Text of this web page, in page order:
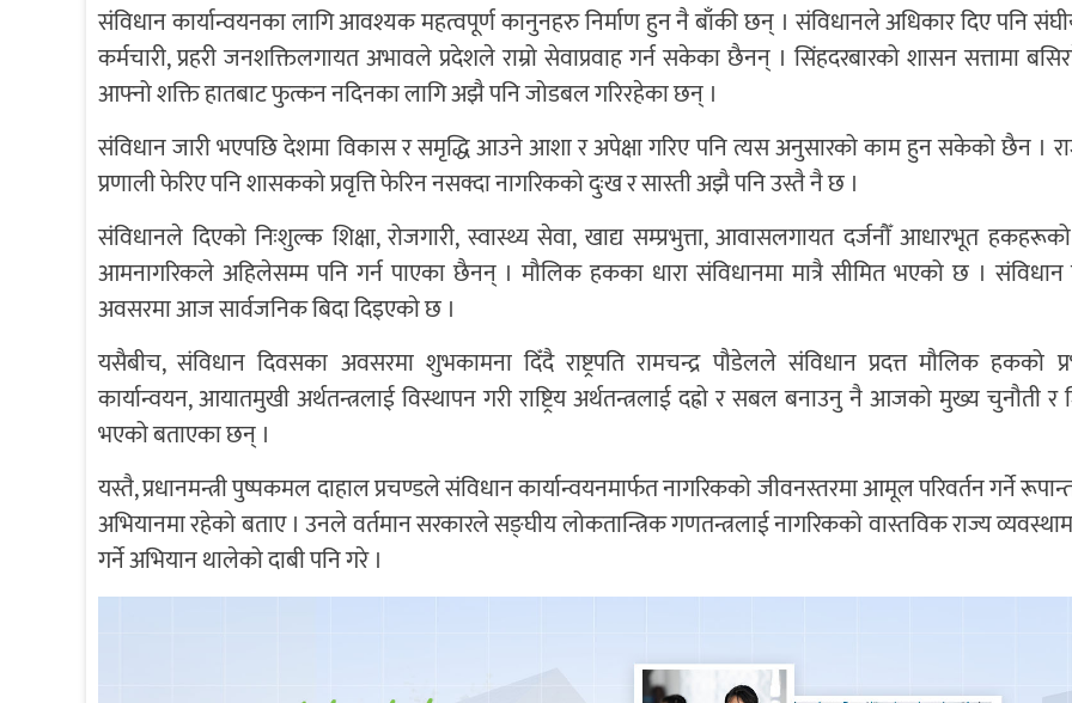
संविधान कार्यान्वयनका लागि आवश्यक महत्वपूर्ण कानुनहरु निर्माण हुन नै बाँकी छन् । संविधानले अधिकार दिए पनि
कर्मचारी, प्रहरी जनशक्तिलगायत अभावले प्रदेशले राम्रो सेवाप्रवाह गर्न सकेका छैनन् । सिंहदरबारको शासन सत्तामा
आफ्नो शक्ति हातबाट फुत्कन नदिनका लागि अझै पनि जोडबल गरिरहेका छन् ।
संविधान जारी भएपछि देशमा विकास र समृद्धि आउने आशा र अपेक्षा गरिए पनि त्यस अनुसारको काम हुन सकेको छैन ।
प्रणाली फेरिए पनि शासकको प्रवृत्ति फेरिन नसक्दा नागरिकको दुःख र सास्ती अझै पनि उस्तै नै छ ।
संविधानले दिएको निःशुल्क शिक्षा, रोजगारी, स्वास्थ्य सेवा, खाद्य सम्प्रभुत्ता, आवासलगायत दर्जनौँ आधारभूत
आमनागरिकले अहिलेसम्म पनि गर्न पाएका छैनन् । मौलिक हकका धारा संविधानमा मात्रै सीमित भएको छ ।
अवसरमा आज सार्वजनिक बिदा दिइएकाे छ ।
यसैबीच, संविधान दिवसका अवसरमा शुभकामना दिँदै राष्ट्रपति रामचन्द्र पौडेलले संविधान प्रदत्त मौलिक हकको
कार्यान्वयन, आयातमुखी अर्थतन्त्रलाई विस्थापन गरी राष्ट्रिय अर्थतन्त्रलाई दह्रो र सबल बनाउनु नै आजको मुख्य चुनौती र
भएको बताएका छन् ।
यस्तै, प्रधानमन्त्री पुष्पकमल दाहाल प्रचण्डले संविधान कार्यान्वयनमार्फत नागरिकको जीवनस्तरमा आमूल परिवर्तन गर्ने
अभियानमा रहेको बताए । उनले वर्तमान सरकारले सङ्घीय लोकतान्त्रिक गणतन्त्रलाई नागरिकको वास्तविक राज्य
गर्ने अभियान थालेको दाबी पनि गरे ।